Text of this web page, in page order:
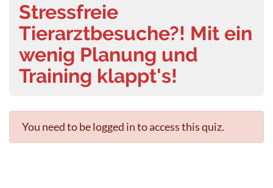
Stressfreie
Tierarztbesuche?! Mit ein
wenig Planung und
Training klappt's!
You need to be logged in to access this quiz.